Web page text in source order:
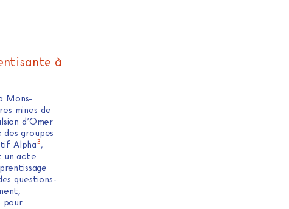
à
Mons-
mines de
d’Omer
groupes
Alpha3,
un acte
questions-
pour